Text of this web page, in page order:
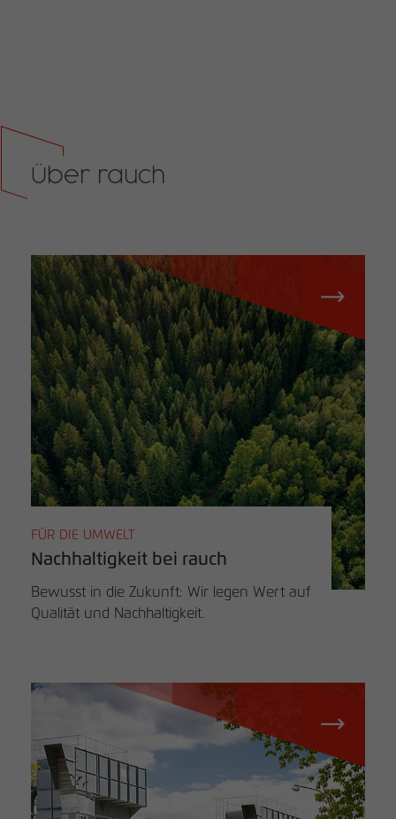
Über rauch
FÜR DIE UMWELT
Nachhaltigkeit bei rauch
Bewusst in die Zukunft: Wir legen Wert auf
Qualität und Nachhaltigkeit.